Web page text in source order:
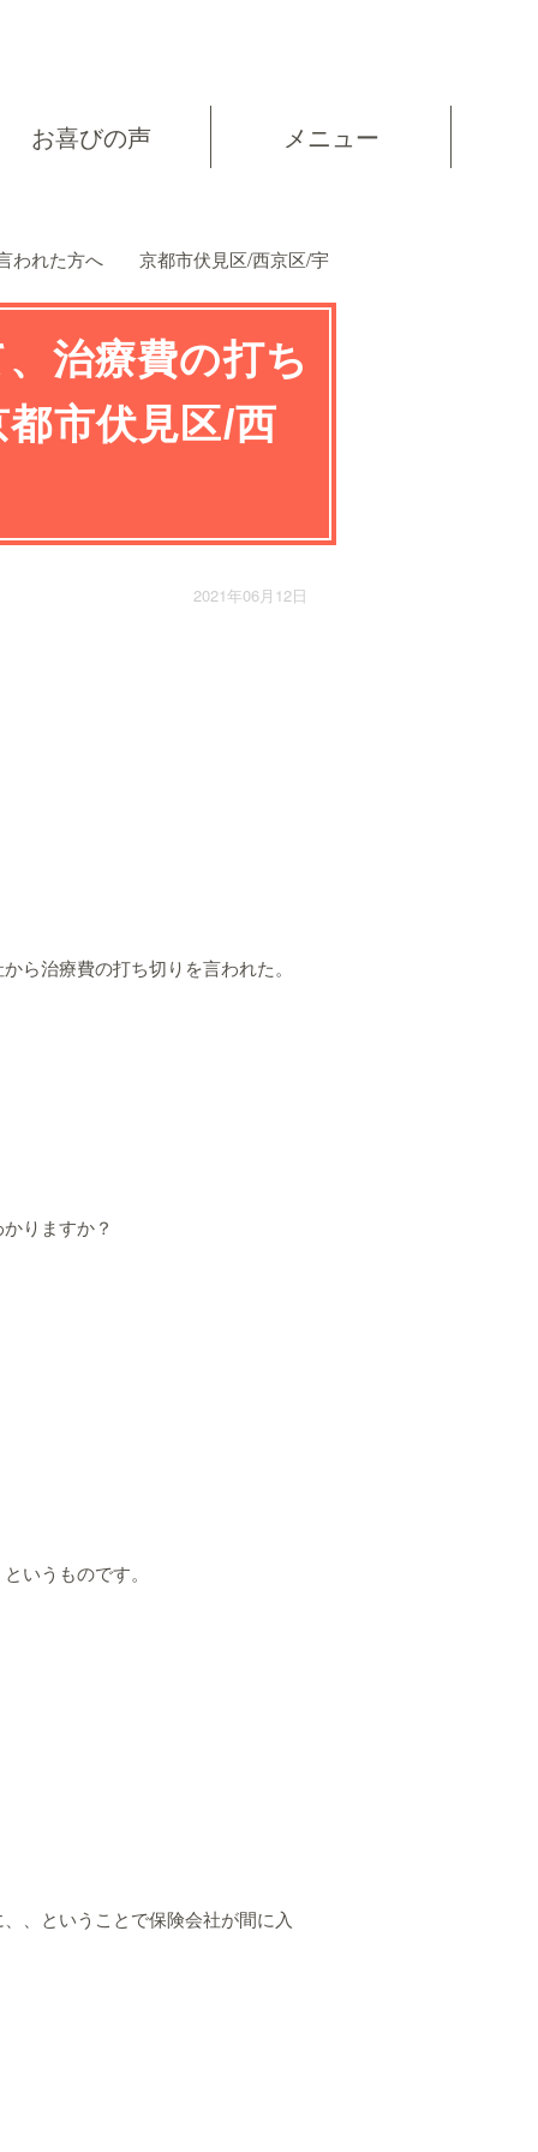
お喜びの声 メニュー
言われた方へ 京都市伏見区/西京区/宇
治療費の打ち
市伏見区/西
2021年06月12日
ら治療費の打ち切りを言われた。
りますか？
いうものです。
、ということで保険会社が間に入